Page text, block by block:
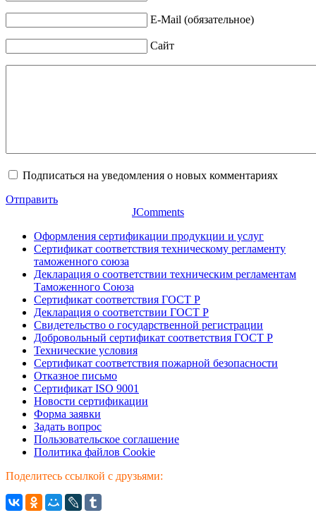
E-Mail (обязательное)
Сайт
Подписаться на уведомления о новых комментариях
Отправить
JComments
Оформления сертификации продукции и услуг
Сертификат соответствия техническому регламенту
таможенного союза
Декларация о соответствии техническим регламентам
Таможенного Союза
Сертификат соответствия ГОСТ Р
Декларация о соответствии ГОСТ Р
Свидетельство о государственной регистрации
Добровольный сертификат соответствия ГОСТ Р
Технические условия
Сертификат соответствия пожарной безопасности
Отказное письмо
Сертификат ISO 9001
Новости сертификации
Форма заявки
Задать вопрос
Пользовательское соглашение
Политика файлов Cookie
Поделитесь ссылкой с друзьями: